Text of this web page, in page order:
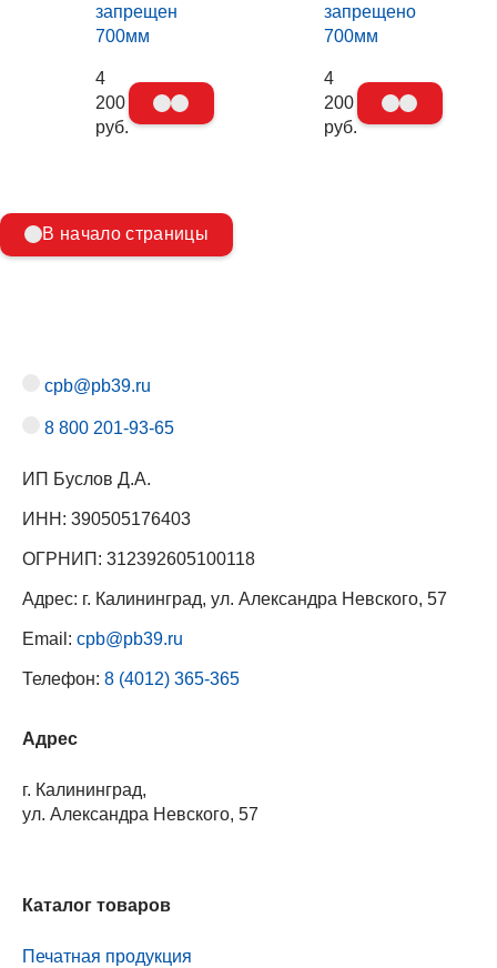
запрещен
700мм
4
200
руб.
запрещено
700мм
4
200
руб.
В начало страницы
cpb@pb39.ru
8 800 201-93-65
ИП Буслов Д.А.
ИНН: 390505176403
ОГРНИП: 312392605100118
Адрес: г. Калининград, ул. Александра Невского, 57
Email: cpb@pb39.ru
Телефон: 8 (4012) 365-365
Адрес
г. Калининград,
ул. Александра Невского, 57
Каталог товаров
Печатная продукция